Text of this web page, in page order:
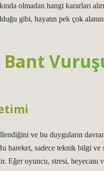
olmadan hangi kararları
gibi, hayatın pek çok
ve bu duyguların
hareket, sadece teknik bilgi ve
Eğer oyuncu, stresi, heyecanı